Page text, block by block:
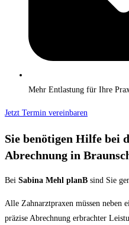
Mehr Entlastung für Ihre
Jetzt Termin vereinbaren
Sie benötigen Hilfe bei
Abrechnung in
Bei Sabina Mehl planB sind Sie
Alle Zahnarztpraxen müssen neben
präzise Abrechnung erbrachter